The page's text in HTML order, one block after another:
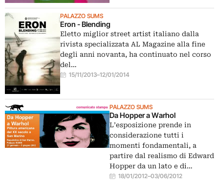
PALAZZO SUMS
Eron - Blending
Eletto miglior street artist italiano dalla
rivista specializzata AL Magazine alla fine
degli anni novanta, ha continuato nel corso
del…
15/11/2013–12/01/2014
PALAZZO SUMS
Da Hopper a Warhol
L’esposizione prende in
considerazione tutti i
momenti fondamentali, a
partire dal realismo di Edward
Hopper da un lato e di…
18/01/2012–03/06/2012